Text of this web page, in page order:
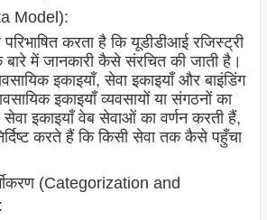
Model):
करता है कि यूडीडीआई रजिस्ट्री
में जानकारी कैसे संरचित की जाती है।
इकाइयाँ, सेवा इकाइयाँ और बाइंडिंग
इकाइयाँ व्यवसायों या संगठनों का
सेवा इकाइयाँ वेब सेवाओं का वर्णन करती हैं,
करते हैं कि किसी सेवा तक कैसे पहुँचा
(Categorization and